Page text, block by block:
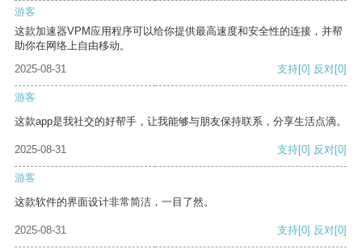
游客
这款加速器VPM应用程序可以给你提供最高速度和安全性的连接，并帮
助你在网络上自由移动。
2025-08-31
支持[0] 反对[0]
游客
这款app是我社交的好帮手，让我能够与朋友保持联系，分享生活点滴。
2025-08-31 支持[0] 反对[0]
游客
这款软件的界面设计非常简洁，一目了然。
2025-08-31 支持[0] 反对[0]